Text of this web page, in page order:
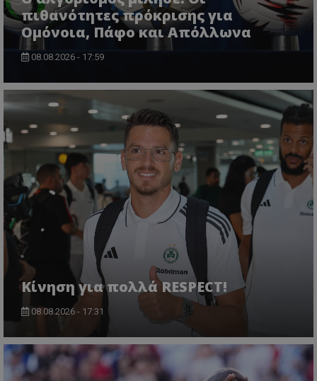
πιθανότητες πρόκρισης για
Ομόνοια, Πάφο και Απόλλωνα
08.08.2026 - 17:59
Κίνηση για πολλά RESPECT!
08.08.2026 - 17:31